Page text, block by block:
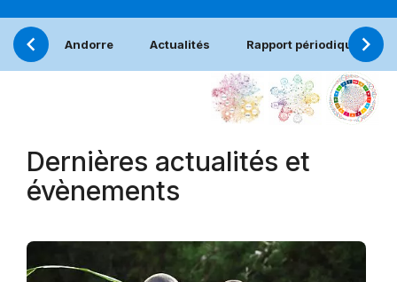
Andorre Actualités Rapport périodique
Dernières actualités et
évènements